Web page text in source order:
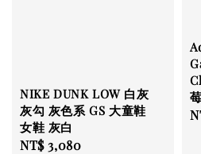
NIKE DUNK LOW 白灰
灰勾 灰色系 GS 大童鞋
女鞋 灰白
Regular
NT$ 3,080